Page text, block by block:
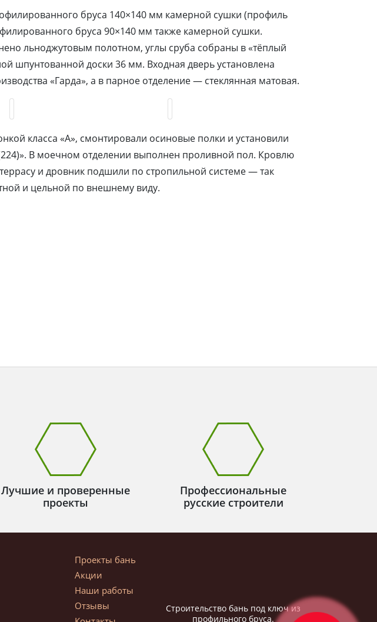
бруса 140×140 мм камерной сушки (профиль
бруса 90×140 мм также камерной сушки.
льноджутовым полотном, углы сруба собраны в «тёплый
шпунтованной доски 36 мм. Входная дверь установлена
«Гарда», а в парное отделение — стеклянная матовая.
класса «А», смонтировали осиновые полки и установили
В моечном отделении выполнен проливной пол. Кровлю
и дровник подшили по стропильной системе — так
и цельной по внешнему виду.
Лучшие и проверенные
проекты
Профессиональные
русские строители
Проекты бань
Акции
Наши работы
Отзывы
Строительство бань под ключ из
профильного бруса.